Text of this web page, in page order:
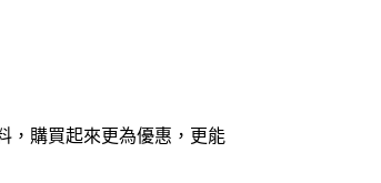
，購買起來更為優惠，更能